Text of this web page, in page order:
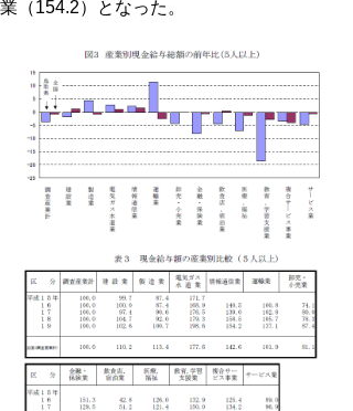
業（154.2）となった。